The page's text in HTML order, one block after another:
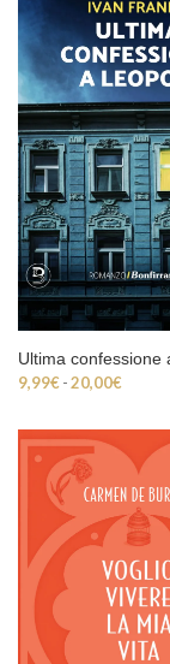
9,99€-20,00€